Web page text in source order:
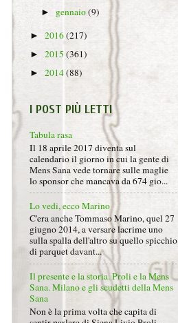
► gennaio(9)
► 2016(217)
► 2015 (361)
► 2014(88)
I POST PIÙ LETTI
Tabula rasa
Il 18 aprile 2017 diventa sul
calendario il giorno in cui la gente di
Mens Sana vede tornare sulle maglie
lo sponsor che mancava da 674 gio...
Lo vedi, ecco Marino
C'era anche Tommaso Marino, quel 27
giugno 2014, a versare lacrime uno
sulla spalla dell'altro su quello spicchio
di parquet davant...
Il presente e la storia. Proli e la Mens
Sana. Milano e gli scudetti della Mens
Sana
Non è la prima volta che capita di